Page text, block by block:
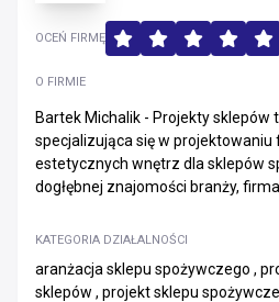
O FIRMIE
Bartek Michalik - Projekty sklepów
specjalizująca się w projektowaniu
estetycznych wnętrz dla sklepów
dogłębnej znajomości branży,
KATEGORIA DZIAŁALNOŚCI
aranżacja sklepu spożywczego ,
sklepów , projekt sklepu
OCEŃ FIRMĘ